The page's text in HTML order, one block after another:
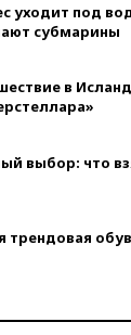
уходит под
субмарины
в
выбор: что
трендовая